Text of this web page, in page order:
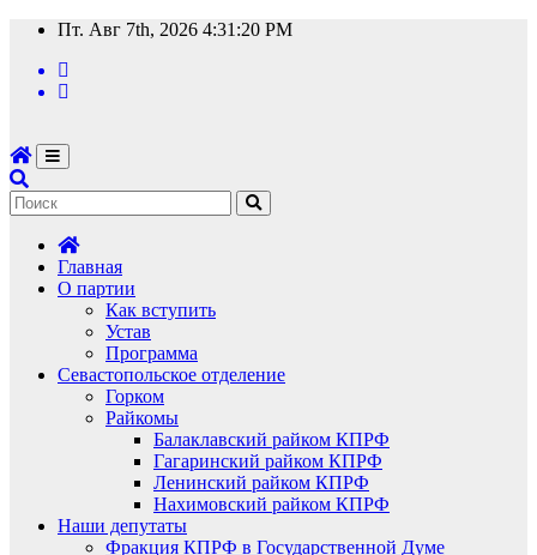
Перейти
содержимому
Пт. Авг 7th, 2026 4:31:21 PM
Главная
О партии
Как вступить
Устав
Программа
Севастопольское отделение
Горком
Райкомы
Балаклавский райком КПРФ
Гагаринский райком КПРФ
Ленинский райком КПРФ
Нахимовский райком КПРФ
Наши депутаты
Фракция КПРФ в Государственной Думе